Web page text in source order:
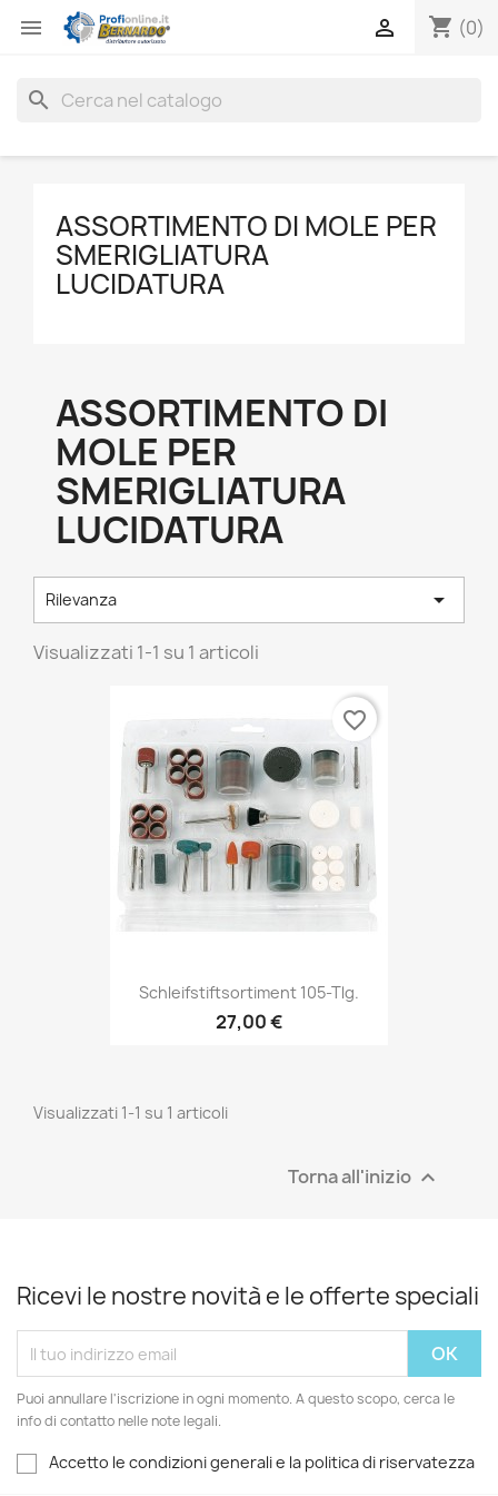
 shopping_cart (0)

search
ASSORTIMENTO DI MOLE PER
SMERIGLIATURA
LUCIDATURA
ASSORTIMENTO DI
MOLE PER
SMERIGLIATURA
LUCIDATURA
Rilevanza 
Visualizzati 1-1 su 1 articoli
Schleifstiftsortiment 105-Tlg.
27,00 €
favorite_border
Visualizzati 1-1 su 1 articoli
Torna all'inizio 
Ricevi le nostre novità e le offerte speciali
Puoi annullare l'iscrizione in ogni momento. A questo scopo, cerca le
info di contatto nelle note legali.
Accetto le condizioni generali e la politica di riservatezza